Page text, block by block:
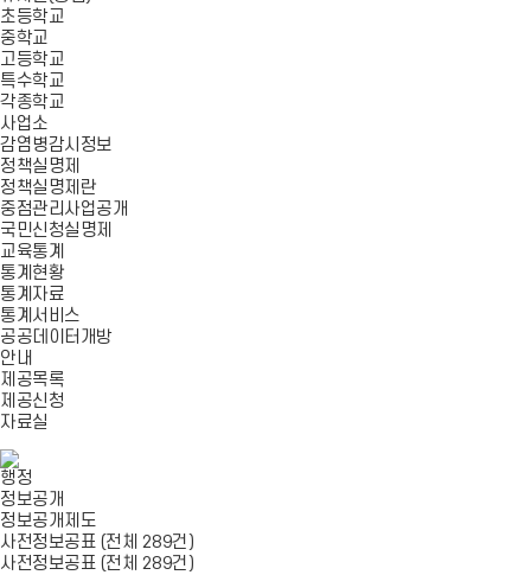
초등학교
중학교
고등학교
특수학교
각종학교
사업소
감염병감시정보
정책실명제
정책실명제란
중점관리사업공개
국민신청실명제
교육통계
통계현황
통계자료
통계서비스
공공데이터개방
안내
제공목록
제공신청
자료실
행정
정보공개
정보공개제도
사전정보공표 (전체 289건)
사전정보공표 (전체 289건)